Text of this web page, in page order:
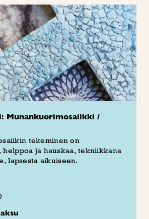
Munankuorimosaiikki /
tekeminen on
ja hauskaa, tekniikkana
lapsesta aikuiseen.